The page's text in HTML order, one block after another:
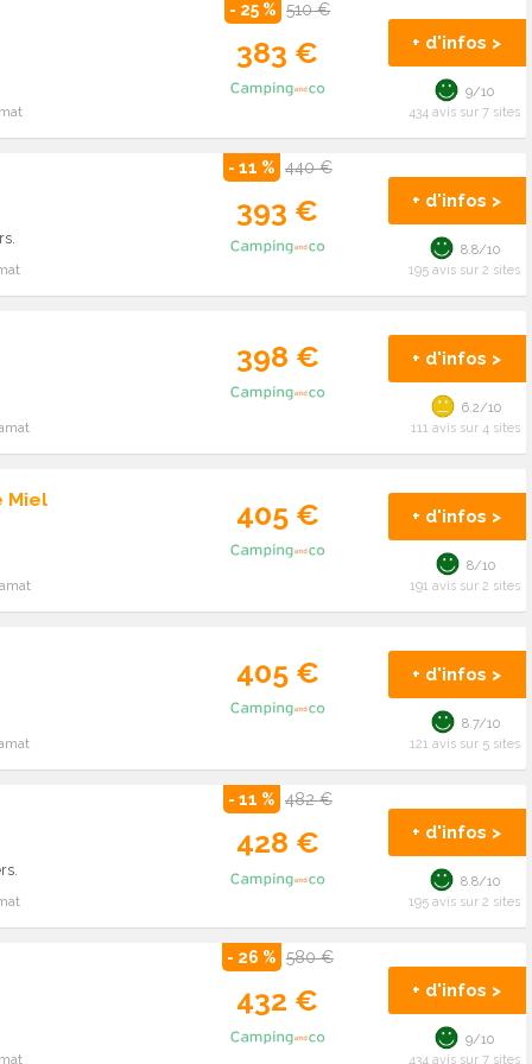
- 25 % 510 €
383 € + d'infos >
9/10
434 avis sur 7 sites
- 11 % 440 €
393 € + d'infos >
8.8/10
195 avis sur 2 sites
398 € + d'infos >
6.2/10
111 avis sur 4 sites
Miel 405 € + d'infos >
8/10
191 avis sur 2 sites
405 € + d'infos >
8.7/10
121 avis sur 5 sites
- 11 % 482 €
428 € + d'infos >
8.8/10
195 avis sur 2 sites
- 26 % 580 €
432 € + d'infos >
9/10
434 avis sur 7 sites